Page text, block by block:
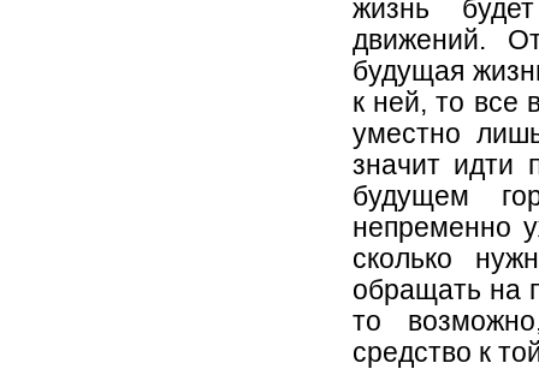
жизнь
движений.
будущая
к ней, то все
уместно
значит идти
будущем
непременно
сколько
обращать на
то
средство к